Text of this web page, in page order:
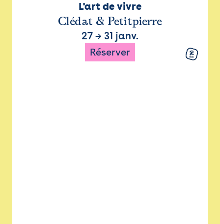
L'art de vivre
Clédat & Petitpierre
27 → 31 janv.
Réserver